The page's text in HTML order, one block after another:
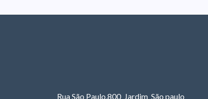
Rua São Paulo,800 Jardim São paulo